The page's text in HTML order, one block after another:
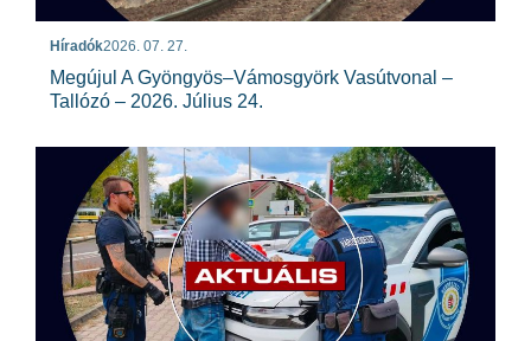
Híradók2026. 07. 27.
Megújul A Gyöngyös–Vámosgyörk Vasútvonal –
Tallózó – 2026. Július 24.